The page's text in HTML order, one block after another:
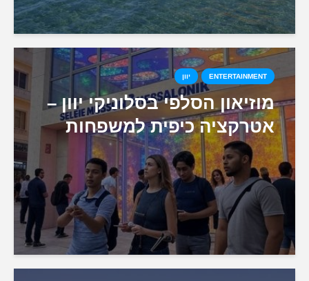
ENTERTAINMENT יוון
מוזיאון הסלפי בסלוניקי יוון –
אטרקציה כיפית למשפחות